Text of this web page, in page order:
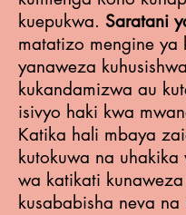
kuepukwa. Saratani
matatizo mengine ya
yanaweza
kukandamizwa au
isivyo haki kwa
Katika hali mbaya
kutokuwa na uhakika
wa katikati kunaweza
kusababisha neva na